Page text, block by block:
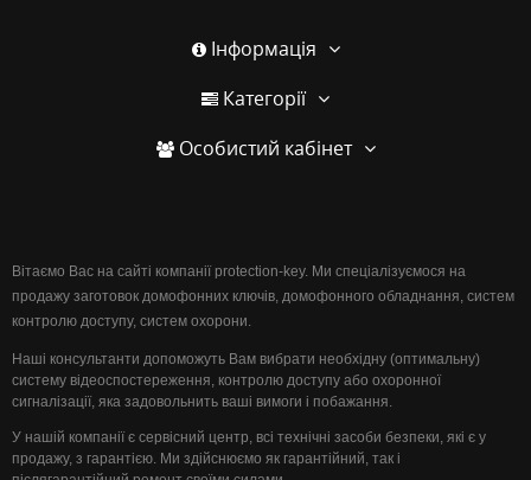
Інформація
Категорії
Особистий кабінет
Вітаємо Вас на сайті компанії protection-key. Ми спеціалізуємося на
продажу заготовок домофонних ключів, домофонного обладнання, систем
контролю доступу, систем охорони.
Наші консультанти допоможуть Вам вибрати необхідну (оптимальну)
систему відеоспостереження, контролю доступу або охоронної
сигналізації, яка задовольнить ваші вимоги і побажання.
У нашій компанії є сервісний центр, всі технічні засоби безпеки, які є у
продажу, з гарантією. Ми здійснюємо як гарантійний, так і